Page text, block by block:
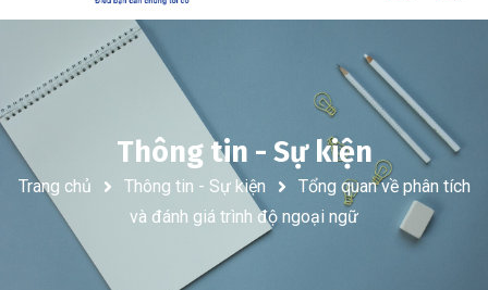
Thông tin - Sự kiện
Trang chủ Thông tin - Sự kiện
Tổng quan về phân tích
và đánh giá trình độ ngoại ngữ